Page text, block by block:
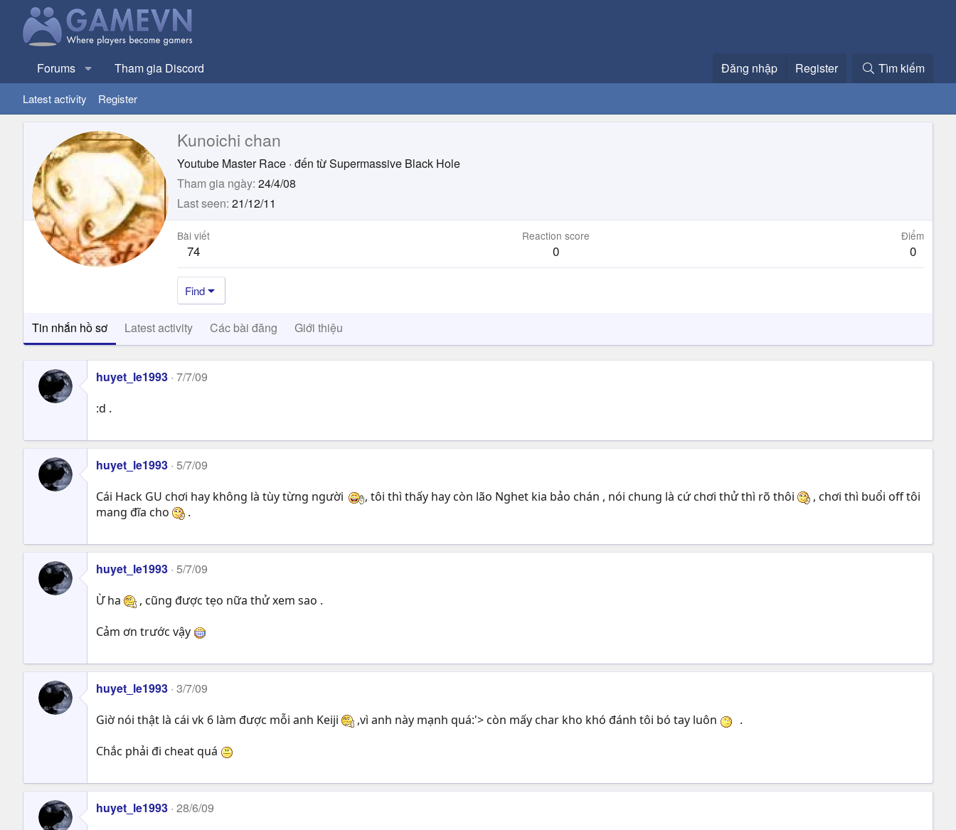
Forums Tham gia Discord Đăng nhập Register Tìm kiếm
Latest activity Register
Kunoichi chan
Youtube Master Race · đến từSupermassive Black Hole
Tham gia ngày 24/4/08
Last seen 21/12/11
Bài viết
74
Reaction score
0
Điểm
0
Find
Tin nhắn hồ sơ Latest activity Các bài đăng Giới thiệu
huyet_le1993 7/7/09
:d .
huyet_le1993 5/7/09
Cái Hack GU chơi hay không là tùy từng người , tôi thì thấy hay còn lão Nghet kia bảo chán , nói chung là cứ chơi thử thì rõ thôi
, chơi thì buổi off tôi
mang đĩa cho
.
huyet_le1993 5/7/09
Ừ ha
, cũng được tẹo nữa thử xem sao .
Cảm ơn trước vậy
huyet_le1993 3/7/09
Giờ nói thật là cái vk 6 làm được mỗi anh Keiji ,vì anh này mạnh quá:'> còn mấy char kho khó đánh tôi bó tay luôn
.
Chắc phải đi cheat quá
huyet_le1993 28/6/09